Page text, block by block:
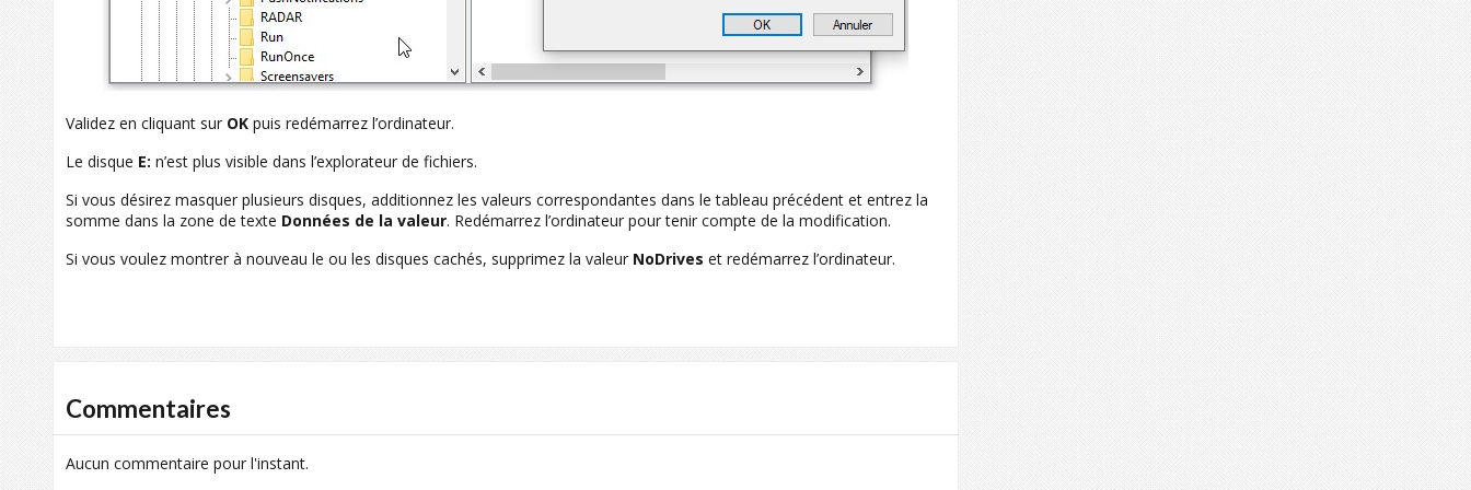
Validez en cliquant sur OK puis redémarrez l’ordinateur.
Le disque E: n’est plus visible dans l’explorateur de fichiers.
Si vous désirez masquer plusieurs disques, additionnez les valeurs correspondantes dans le tableau précédent et entrez la
somme dans la zone de texte Données de la valeur. Redémarrez l’ordinateur pour tenir compte de la modification.
Si vous voulez montrer à nouveau le ou les disques cachés, supprimez la valeur NoDrives et redémarrez l’ordinateur.
Commentaires
Aucun commentaire pour l'instant.